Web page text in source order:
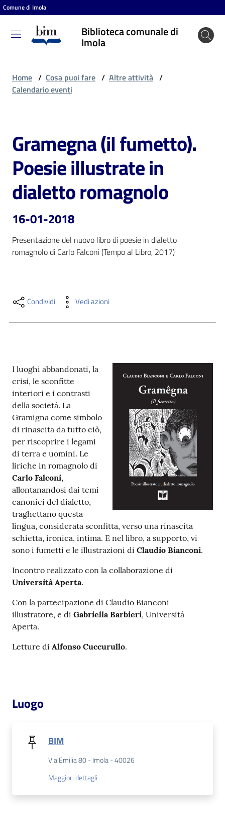
Vai al contenuto
Vai alla navigazione
Vai al footer
Comune di Imola
Biblioteca comunale di
Imola
Biblioteca
comunale
Cosa
puoi
fare
Scopri
contenuti
Casa
Piani
Archivio
storico
Decentrate
Patto
per
la
lettura
Seguici
su
on line
Avvisi
Home / Cosa puoi fare / Altre attività /
Calendario eventi
Salta al contenuto
Gramegna (il fumetto).
Poesie illustrate in
dialetto romagnolo
16-01-2018
Presentazione del nuovo libro di poesie in dialetto
romagnolo di Carlo Falconi (Tempo al Libro, 2017)
Condividi Vedi azioni
I luoghi abbandonati, la
crisi, le sconfitte
interiori e i contrasti
della società. La
Gramigna come simbolo
di rinascita da tutto ciò,
per riscoprire i legami
di terra e uomini. Le
liriche in romagnolo di
Carlo Falconi,
allontanandosi dai temi
canonici del dialetto,
traghettano questa
lingua, considerata sconfitta, verso una rinascita
schietta, ironica, intima. E nel libro, a supporto, vi
sono i fumetti e le illustrazioni di Claudio Bianconi.
Incontro realizzato con la collaborazione di
Università Aperta.
Con la partecipazione di Claudio Bianconi
illustratore, e di Gabriella Barbieri, Università
Aperta.
Letture di Alfonso Cuccurullo.
Luogo
BIM
Via Emilia 80 - Imola - 40026
Maggiori dettagli